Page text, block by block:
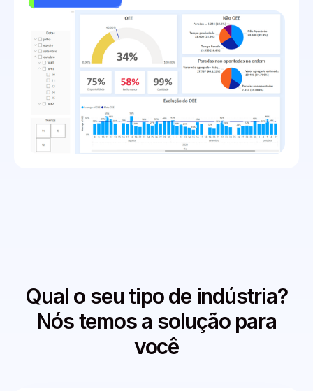
Qual o seu tipo de indústria?
Nós temos a solução para
você